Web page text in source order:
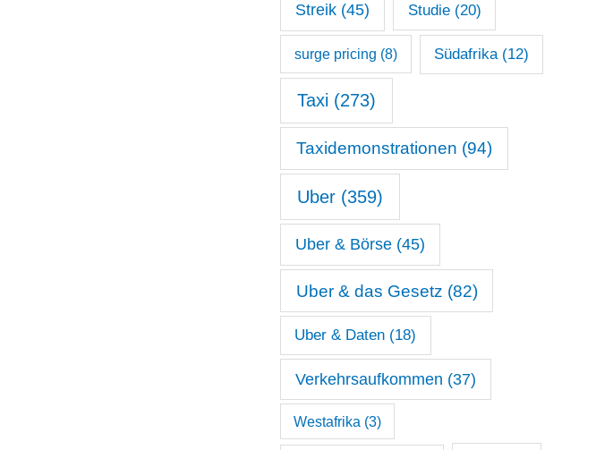
Streik (45) Studie(20)
surge pricing (8) Südafrika(12)
Taxi(273)
Taxidemonstrationen (94)
Uber (359)
Uber & Börse (45)
Uber & das Gesetz (82)
Uber & Daten (18)
Verkehrsaufkommen (37)
Westafrika (3)